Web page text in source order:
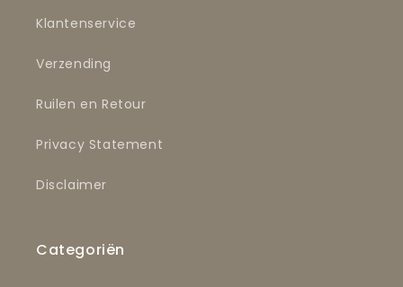
Klantenservice
Verzending
Ruilen en Retour
Privacy Statement
Disclaimer
Categoriën